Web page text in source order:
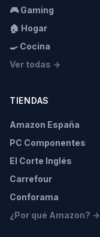
🎮 Gaming
🏠 Hogar
🍳 Cocina
Ver todas →
TIENDAS
Amazon España
PC Componentes
El Corte Inglés
Carrefour
Conforama
¿Por qué Amazon? →